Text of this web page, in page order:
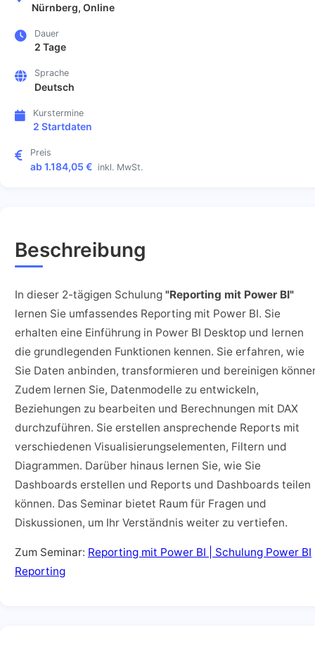
Nürnberg, Online
Dauer
2 Tage
Sprache
Deutsch
Kurstermine
2 Startdaten
Preis
ab 1.184,05 € inkl. MwSt.
Beschreibung
In dieser 2-tägigen Schulung "Reporting mit Power BI"
lernen Sie umfassendes Reporting mit Power BI. Sie
erhalten eine Einführung in Power BI Desktop und lernen
die grundlegenden Funktionen kennen. Sie erfahren, wie
Sie Daten anbinden, transformieren und bereinigen
Zudem lernen Sie, Datenmodelle zu entwickeln,
Beziehungen zu bearbeiten und Berechnungen mit DAX
durchzuführen. Sie erstellen ansprechende Reports mit
verschiedenen Visualisierungselementen, Filtern und
Diagrammen. Darüber hinaus lernen Sie, wie Sie
Dashboards erstellen und Reports und Dashboards teilen
können. Das Seminar bietet Raum für Fragen und
Diskussionen, um Ihr Verständnis weiter zu vertiefen.
Zum Seminar: Reporting mit Power BI | Schulung Power BI
Reporting